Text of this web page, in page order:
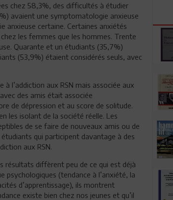
chez 58,3%, des difficultés à étudier
avaient une symptomatologie anxieuse
certaine. Certaines anxiétés
les femmes que les hommes. Trente
Quarante et un étudiants (35,7%)
(53,9%) étaient considérés seuls, avec
l’addiction aux RSN mais associée aux
des amis était associée
de dépression et au score de solitude.
les isolant de la société réelle. Les
de se faire de nouveaux amis ou de
qui participent davantage à des
aux RSN.
résultats diffèrent peu de ce qui est déjà
psychologiques (tendance à l’anxiété, la
d’apprentissage), ils montrent
existe bien chez nos jeunes et qu’il